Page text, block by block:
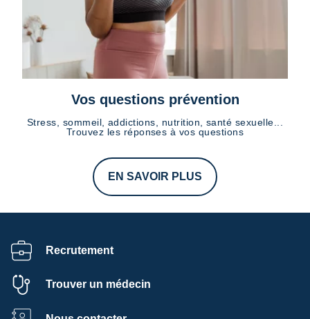
Vos questions prévention
Stress, sommeil, addictions, nutrition, santé sexuelle...
Trouvez les réponses à vos questions
EN SAVOIR PLUS
Recrutement
Trouver un médecin